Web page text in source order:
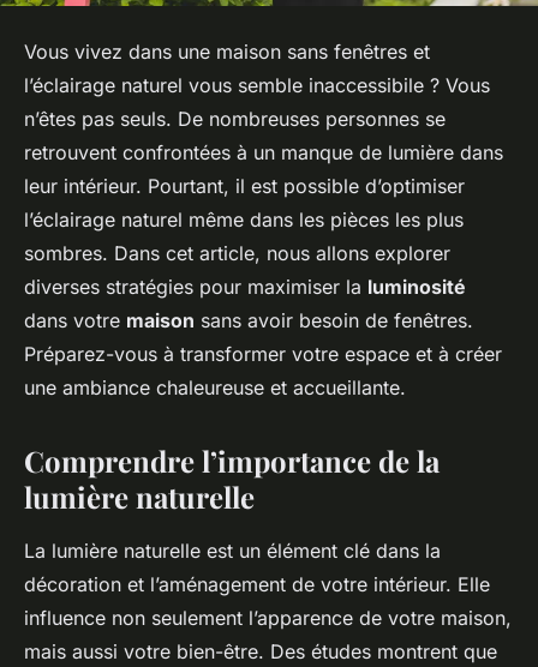
Vous vivez dans une maison sans fenêtres et
l’éclairage naturel vous semble inaccessibile ? Vous
n’êtes pas seuls. De nombreuses personnes se
retrouvent confrontées à un manque de lumière dans
leur intérieur. Pourtant, il est possible d’optimiser
l’éclairage naturel même dans les pièces les plus
sombres. Dans cet article, nous allons explorer
diverses stratégies pour maximiser la luminosité
dans votre maison sans avoir besoin de fenêtres.
Préparez-vous à transformer votre espace et à créer
une ambiance chaleureuse et accueillante.
Comprendre l’importance de la
lumière naturelle
La lumière naturelle est un élément clé dans la
décoration et l’aménagement de votre intérieur. Elle
influence non seulement l’apparence de votre maison,
mais aussi votre bien-être. Des études montrent que